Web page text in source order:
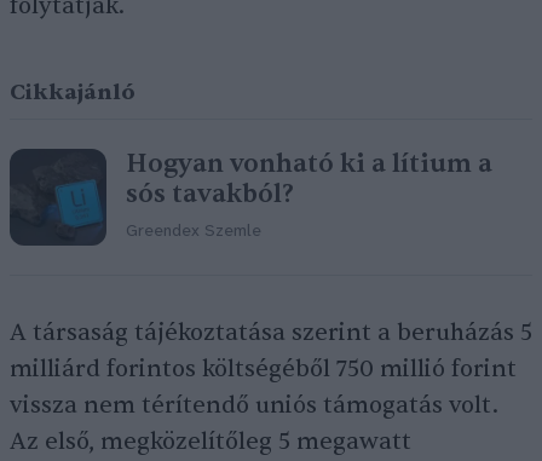
Cikkajánló
Hogyan vonható ki a lítium a
sós tavakból?
Greendex Szemle
A társaság tájékoztatása szerint a beruházás 5
milliárd forintos költségéből 750 millió forint
vissza nem térítendő uniós támogatás volt.
Az első, megközelítőleg 5 megawatt